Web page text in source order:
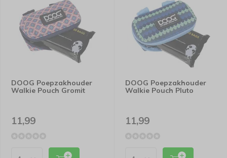
DOOG Poepzakhouder
Walkie Pouch Gromit
11,99
DOOG Poepzakhouder
Walkie Pouch Pluto
11,99